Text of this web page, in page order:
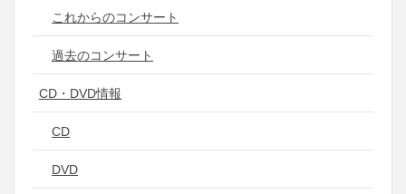
これからのコンサート
過去のコンサート
CD・DVD情報
CD
DVD